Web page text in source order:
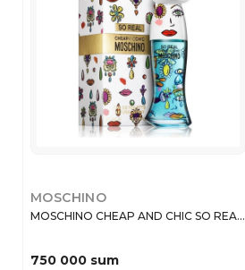
MOSCHINO
MOSCHINO CHEAP AND CHIC SO REA...
750 000 sum